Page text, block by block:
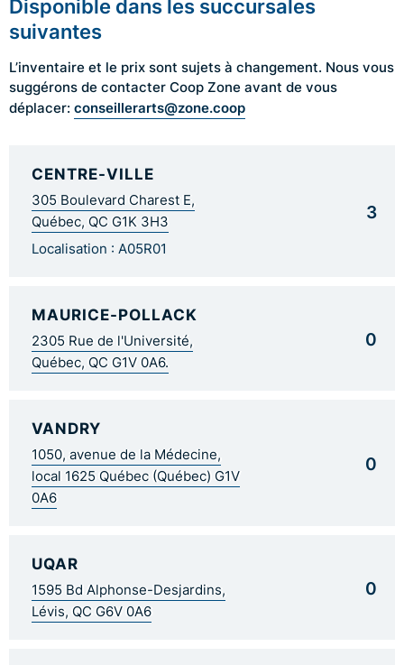
Disponible dans les succursales
suivantes
L’inventaire et le prix sont sujets à changement. Nous vous
suggérons de contacter Coop Zone avant de vous
déplacer: conseillerarts@zone.coop
CENTRE-VILLE
305 Boulevard Charest E,
Québec, QC G1K 3H3
Localisation : A05R01
3
MAURICE-POLLACK
2305 Rue de l'Université,
Québec, QC G1V 0A6.
0
VANDRY
1050, avenue de la Médecine,
local 1625 Québec (Québec) G1V
0A6
0
UQAR
1595 Bd Alphonse-Desjardins,
Lévis, QC G6V 0A6
0